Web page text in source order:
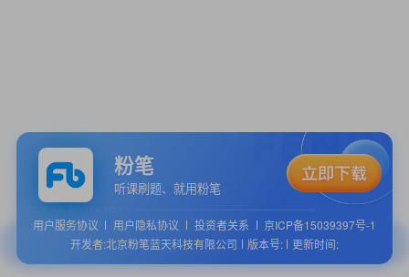
粉笔
听课刷题、就用粉笔
用户服务协议 用户隐私协议 投资者关系
京ICP备15039397号-1
开发者:北京粉笔蓝天科技有限公司
版本号: 更新时间: